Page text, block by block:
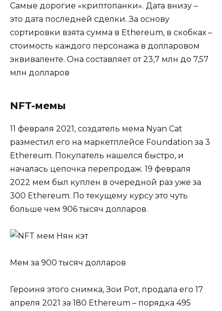
Самые дорогие «криптопанки». Дата внизу –
это дата последней сделки. За основу
сортировки взята сумма в Ethereum, в скобках –
стоимость каждого персонажа в долларовом
эквиваленте. Она составляет от 23,7 млн до 7,57
млн долларов
NFT-мемы
11 февраля 2021, создатель мема Nyan Cat
разместил его на маркетплейсе Foundation за 3
Ethereum. Покупатель нашелся быстро, и
началась цепочка перепродаж. 19 февраля
2022 мем был куплен в очередной раз уже за
300 Ethereum. По текущему курсу это чуть
больше чем 906 тысяч долларов.
Мем за 900 тысяч долларов
Героиня этого снимка, Зои Рот, продала его 17
апреля 2021 за 180 Ethereum – порядка 495